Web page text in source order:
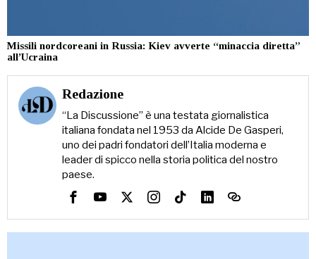
Missili nordcoreani in Russia: Kiev avverte “minaccia diretta”
all’Ucraina
Redazione
“La Discussione” è una testata giornalistica
italiana fondata nel 1953 da Alcide De Gasperi,
uno dei padri fondatori dell’Italia moderna e
leader di spicco nella storia politica del nostro
paese.